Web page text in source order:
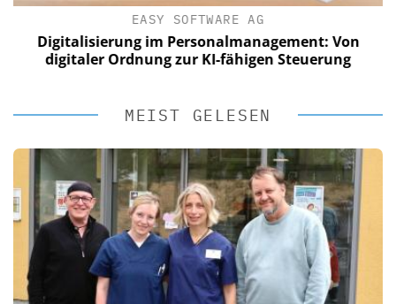
EASY SOFTWARE AG
Digitalisierung im Personalmanagement: Von
digitaler Ordnung zur KI-fähigen Steuerung
MEIST GELESEN